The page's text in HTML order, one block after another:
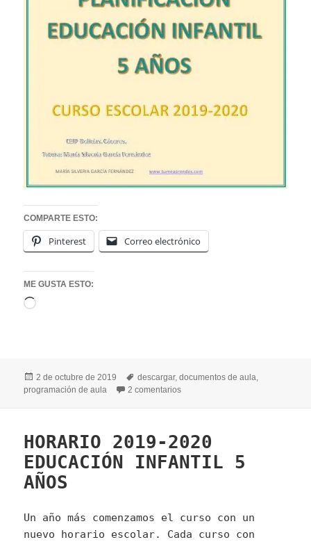
COMPARTE ESTO:
Pinterest Correo electrónico
ME GUSTA ESTO:
Cargando...
Publicado
el
2 de octubre de 2019 Etiquetas
descargar,documentos de aula
programación de aula
2 comentariosen PLANIFICACIÓN
HORARIO 2019-2020
EDUCACIÓN INFANTIL 5
AÑOS
Un año más comenzamos el curso con un
nuevo horario escolar. Cada curso con